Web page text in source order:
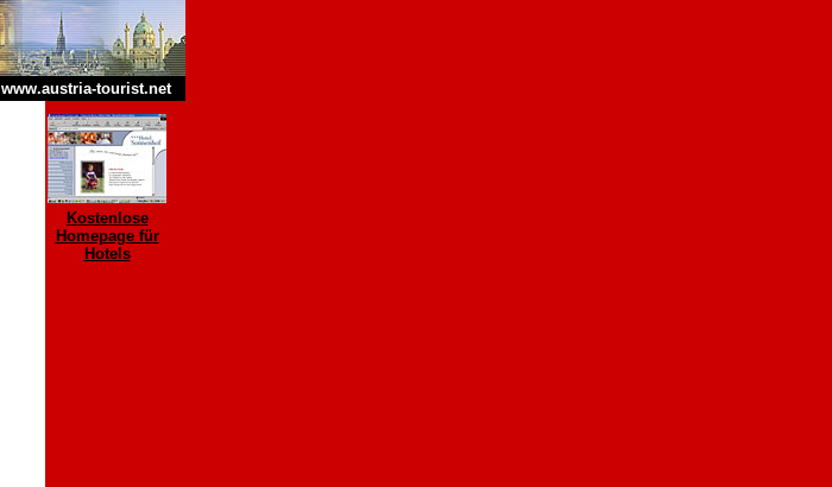
www.austria-tourist.net
Kostenlose
Homepage für
Hotels